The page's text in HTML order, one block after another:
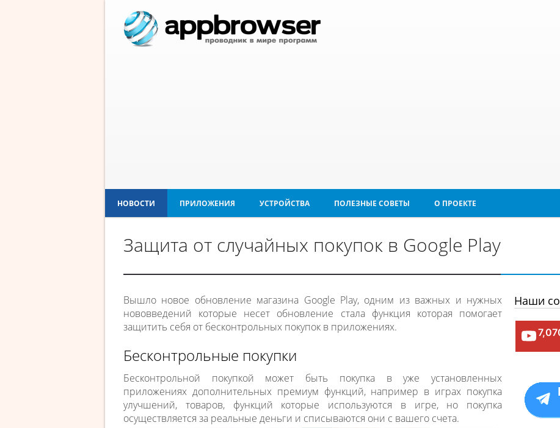
НОВОСТИ ПРИЛОЖЕНИЯ УСТРОЙСТВА ПОЛЕЗНЫЕ СОВЕТЫ О ПРОЕКТЕ
Защита от случайных покупок в Google Play
Вышло новое обновление магазина Google Play, одним из важных и нужных
нововведений которые несет обновление стала функция которая помогает
защитить себя от бесконтрольных покупок в приложениях.
Бесконтрольные покупки
Бесконтрольной покупкой может быть покупка в уже установленных
приложениях дополнительных премиум функций, например в играх покупка
улучшений, товаров, функций которые используются в игре, но покупка
осуществляется за реальные деньги и списываются они с вашего счета.
Наши